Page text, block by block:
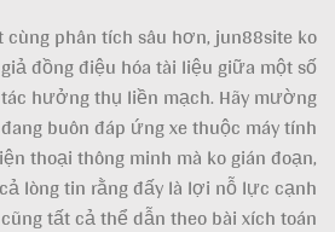
phân tích sâu hơn, jun88site ko
đồng điệu hóa tài liệu giữa một số
hưởng thụ liền mạch. Hãy mường
buôn đáp ứng xe thuộc máy tính
thoại thông minh mà ko gián đoạn,
lòng tin rằng đấy là lợi nỗ lực cạnh
tất cả thể dẫn theo bài xích toán